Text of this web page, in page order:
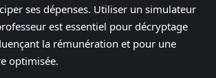
ses dépenses. Utiliser un simulateur
est essentiel pour décryptage
la rémunération et pour une
optimisée.